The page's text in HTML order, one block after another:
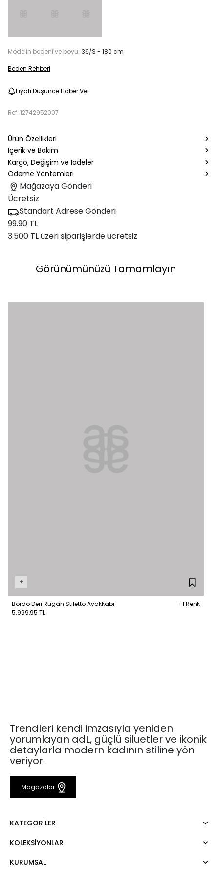
Modelin bedeni ve boyu: 36/S - 180 cm
Beden Rehberi
Fiyatı Düşünce Haber Ver
Ref. 12742952007
Ürün Özellikleri
İçerik ve Bakım
Kargo, Değişim ve İadeler
Ödeme Yöntemleri
Mağazaya Gönderi
Ücretsiz
Standart Adrese Gönderi
99.90 TL
3.500 TL üzeri siparişlerde ücretsiz
Görünümünüzü Tamamlayın
+
Bordo Deri Rugan Stiletto Ayakkabı
+1 Renk
5.999,95 TL
Trendleri kendi imzasıyla yeniden
yorumlayan adL, güçlü siluetler ve ikonik
detaylarla modern kadının stiline yön
veriyor.
Mağazalar
KATEGORILER
Elbise
KOLEKSIYONLAR
Mert Aslan
KURUMSAL